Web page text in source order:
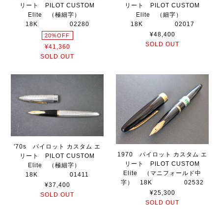
リート PILOT CUSTOM
Elite （極細字）
18K 02280
20%OFF
¥41,360
SOLD OUT
リート PILOT CUSTOM
Elite （細字）
18K 02017
¥48,400
SOLD OUT
'70s パイロット カスタム エ
リート PILOT CUSTOM
Elite （極細字）
18K 01411
¥37,400
SOLD OUT
1970 パイロット カスタム エ
リート PILOT CUSTOM
Elite （マニフォールド中
字） 18K 02532
¥25,300
SOLD OUT